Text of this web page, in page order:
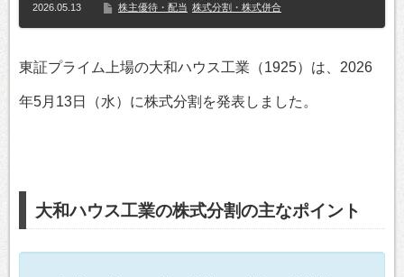
2026.05.13 株主優待・配当 株式分割・株式併合
東証プライム上場の大和ハウス工業（1925）は、2026
年5月13日（水）に株式分割を発表しました。
大和ハウス工業の株式分割の主なポイント